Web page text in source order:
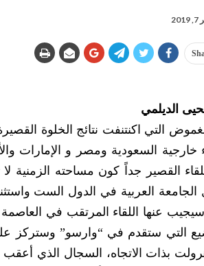
الديلمي
التي اكنتنفت نتائج الخلوة
خارجية السعودية ومصر و الإمارات
القصير جداً كون مساحته
الجامعة العربية في الدول الست
عنها اللقاء المرتقب في
التي ستقدم في “وارسو” وستركز
بذات الاتجاه، السجال الذي